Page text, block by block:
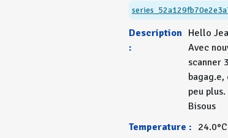
Description
:
Hello
Avec
scanner
bagag.e,
peu plus.
Bisous
Temperature : 24.0°C